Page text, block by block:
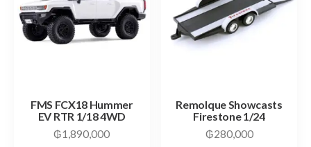
FMS FCX18 Hummer
EV RTR 1/18 4WD
₲1,890,000
Remolque Showcasts
Firestone 1/24
₲280,000